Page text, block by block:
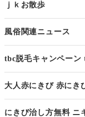
ｊｋお散歩
風俗関連ニュース
tbc脱毛キャンペーン
大人赤にきび 赤にき
にきび治し方無料 ニ